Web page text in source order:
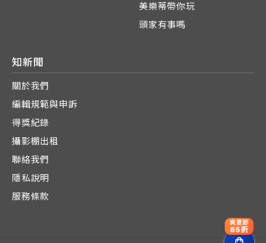
美樂蒂帶你玩
頭家有事嗎
知新聞
關於我們
編輯規範與申訴
得獎紀錄
攝影棚出租
聯絡我們
隱私說明
服務條款
爽夏節
85折